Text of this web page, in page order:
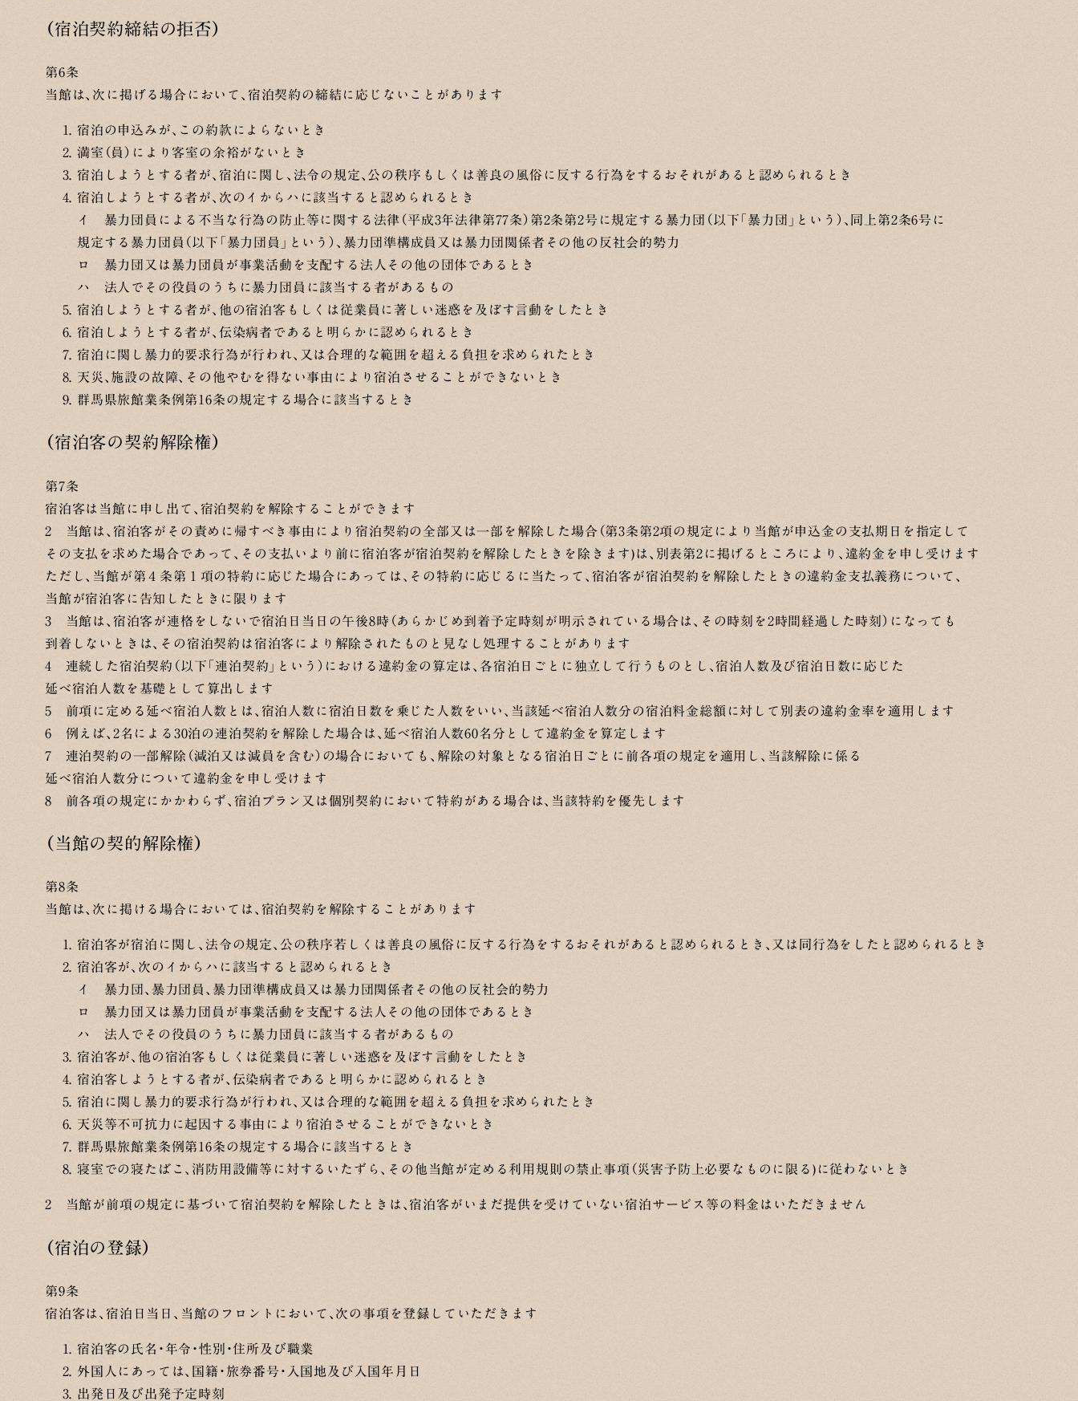
（宿泊契約締結の拒否）
第6条
当館は、次に掲げる場合において、宿泊契約の締結に応じないことがあります
宿泊の申込みが、この約款によらないとき
満室（員）により客室の余裕がないとき
宿泊しようとする者が、宿泊に関し、法令の規定、公の秩序もしくは善良の風俗に反する行為をするおそれがあると認められるとき
宿泊しようとする者が、次のイからハに該当すると認められるとき
イ 暴力団員による不当な行為の防止等に関する法律（平成3年法律第77条）第2条第2号に規定する暴力団（以下「暴力団」という）、同上第2条6号に
規定する暴力団員（以下「暴力団員」という）、暴力団準構成員又は暴力団関係者その他の反社会的勢力
ロ 暴力団又は暴力団員が事業活動を支配する法人その他の団体であるとき
ハ 法人でその役員のうちに暴力団員に該当する者があるもの
宿泊しようとする者が、他の宿泊客もしくは従業員に著しい迷惑を及ぼす言動をしたとき
宿泊しようとする者が、伝染病者であると明らかに認められるとき
宿泊に関し暴力的要求行為が行われ、又は合理的な範囲を超える負担を求められたとき
天災、施設の故障、その他やむを得ない事由により宿泊させることができないとき
群馬県旅館業条例第16条の規定する場合に該当するとき
（宿泊客の契約解除権）
第7条
宿泊客は当館に申し出て、宿泊契約を解除することができます
2 当館は、宿泊客がその責めに帰すべき事由により宿泊契約の全部又は一部を解除した場合（第3条第2項の規定により当館が申込金の支払期日を指定して
その支払を求めた場合であって、その支払いより前に宿泊客が宿泊契約を解除したときを除きます)は、別表第2に掲げるところにより、違約金を申し受けます
ただし、当館が第４条第１項の特約に応じた場合にあっては、その特約に応じるに当たって、宿泊客が宿泊契約を解除したときの違約金支払義務について、
当館が宿泊客に告知したときに限ります
3 当館は、宿泊客が連格をしないで宿泊日当日の午後8時（あらかじめ到着予定時刻が明示されている場合は、その時刻を2時間経過した時刻）になっても
到着しないときは、その宿泊契約は宿泊客により解除されたものと見なし処理することがあります
4 連続した宿泊契約（以下「連泊契約」という）における違約金の算定は、各宿泊日ごとに独立して行うものとし、宿泊人数及び宿泊日数に応じた
延べ宿泊人数を基礎として算出します
5 前項に定める延べ宿泊人数とは、宿泊人数に宿泊日数を乗じた人数をいい、当該延べ宿泊人数分の宿泊料金総額に対して別表の違約金率を適用します
6 例えば、2名による30泊の連泊契約を解除した場合は、延べ宿泊人数60名分として違約金を算定します
7 連泊契約の一部解除（減泊又は減員を含む）の場合においても、解除の対象となる宿泊日ごとに前各項の規定を適用し、当該解除に係る
延べ宿泊人数分について違約金を申し受けます
8 前各項の規定にかかわらず、宿泊プラン又は個別契約において特約がある場合は、当該特約を優先します
（当館の契的解除権）
第8条
当館は、次に掲ける場合においては、宿泊契約を解除することがあります
宿泊客が宿泊に関し、法令の規定、公の秩序若しくは善良の風俗に反する行為をするおそれがあると認められるとき、又は同行為をしたと認められるとき
宿泊客が、次のイからハに該当すると認められるとき
イ 暴力団、暴力団員、暴力団準構成員又は暴力団関係者その他の反社会的勢力
ロ 暴力団又は暴力団員が事業活動を支配する法人その他の団体であるとき
ハ 法人でその役員のうちに暴力団員に該当する者があるもの
宿泊客が、他の宿泊客もしくは従業員に著しい迷惑を及ぼす言動をしたとき
宿泊客しようとする者が、伝染病者であると明らかに認められるとき
宿泊に関し暴力的要求行為が行われ、又は合理的な範囲を超える負担を求められたとき
天災等不可抗力に起因する事由により宿泊させることができないとき
群馬県旅館業条例第16条の規定する場合に該当するとき
寝室での寝たばこ、消防用設備等に対するいたずら、その他当館が定める利用規則の禁止事項（災害予防上必要なものに限る)に従わないとき
2 当館が前項の規定に基づいて宿泊契約を解除したときは、宿泊客がいまだ提供を受けていない宿泊サービス等の料金はいただきません
（宿泊の登録）
第9条
宿泊客は、宿泊日当日、当館のフロントにおいて、次の事項を登録していただきます
宿泊客の氏名・年令・性別・住所及び職業
外国人にあっては、国籍・旅券番号・入国地及び入国年月日
出発日及び出発予定時刻